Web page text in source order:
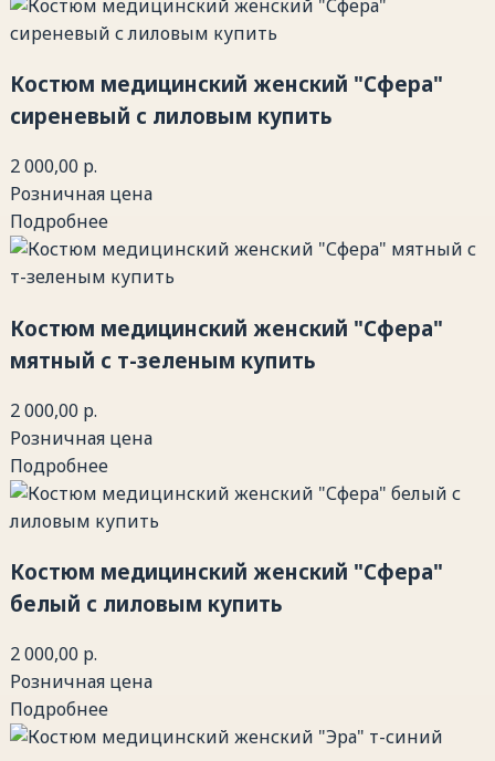
Костюм медицинский женский "Сфера"
сиреневый с лиловым купить
2 000,00 р.
Розничная цена
Подробнее
Костюм медицинский женский "Сфера"
мятный с т-зеленым купить
2 000,00 р.
Розничная цена
Подробнее
Костюм медицинский женский "Сфера"
белый с лиловым купить
2 000,00 р.
Розничная цена
Подробнее